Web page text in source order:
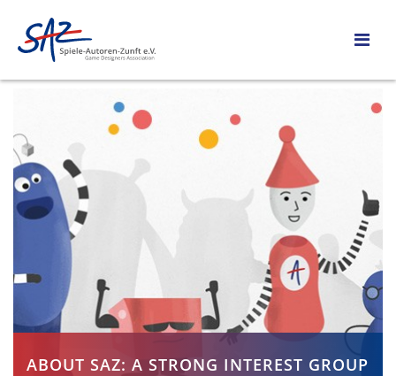
ABOUT SAZ: A STRONG INTEREST GROUP